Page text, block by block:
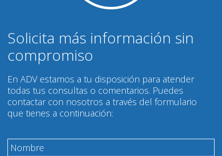
Solicita más información sin
compromiso
En ADV estamos a tu disposición para atender
todas tus consultas o comentarios. Puedes
contactar con nosotros a través del formulario
que tienes a continuación: